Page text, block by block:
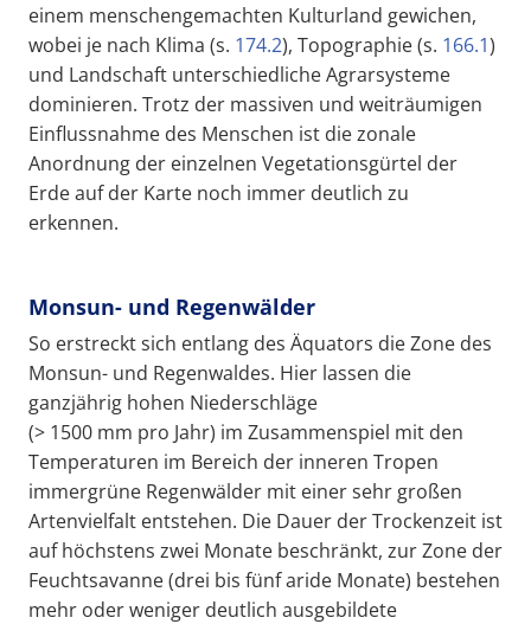
einem menschengemachten Kulturland gewichen,
wobei je nach Klima (s. 174.2), Topographie (s. 166.1)
und Landschaft unterschiedliche Agrarsysteme
dominieren. Trotz der massiven und weiträumigen
Einflussnahme des Menschen ist die zonale
Anordnung der einzelnen Vegetationsgürtel der
Erde auf der Karte noch immer deutlich zu
erkennen.
Monsun- und Regenwälder
So erstreckt sich entlang des Äquators die Zone des
Monsun- und Regenwaldes. Hier lassen die
ganzjährig hohen Niederschläge
(> 1500 mm pro Jahr) im Zusammenspiel mit den
Temperaturen im Bereich der inneren Tropen
immergrüne Regenwälder mit einer sehr großen
Artenvielfalt entstehen. Die Dauer der Trockenzeit ist
auf höchstens zwei Monate beschränkt, zur Zone der
Feuchtsavanne (drei bis fünf aride Monate) bestehen
mehr oder weniger deutlich ausgebildete